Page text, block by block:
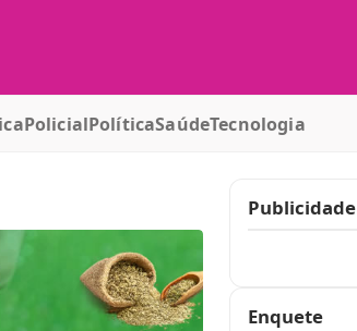
PolicialPolíticaSaúdeTecnologia
Publicidade
Enquete